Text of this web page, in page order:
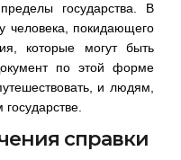
государства. В
человека, покидающего
которые могут быть
по этой форме
и людям,
справки